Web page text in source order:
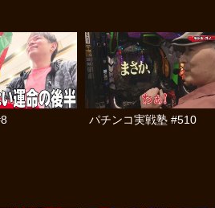
パチンコ実戦塾 #510